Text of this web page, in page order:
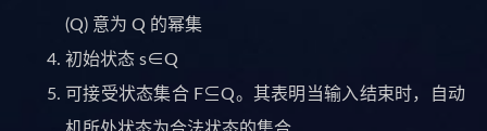
(Q) 意为 Q 的幂集
初始状态 s∈Q
可接受状态集合 F⊆Q。其表明当输入结束时，自动